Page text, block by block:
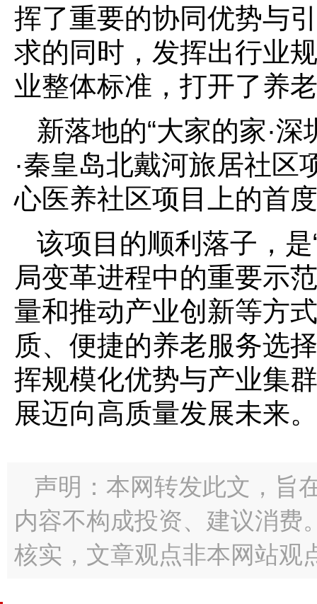
挥了重要的协同优势与
求的同时，发挥出行业
业整体标准，打开了养
新落地的“大家的家·
·秦皇岛北戴河旅居社区
心医养社区项目上的首
该项目的顺利落子，是
局变革进程中的重要示
量和推动产业创新等方
质、便捷的养老服务选
挥规模化优势与产业集
展迈向高质量发展未来。
声明：本网转发此文，旨
内容不构成投资、建议消费
核实，文章观点非本网站观